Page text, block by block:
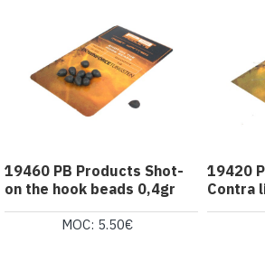
19460 PB Products Shot-
on the hook beads 0,4gr
MOC: 5.50€
19420
Contra